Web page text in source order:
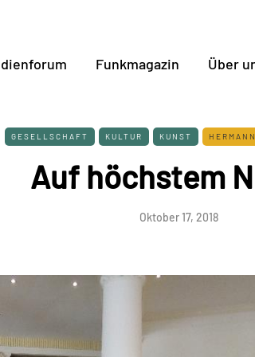
Funkmagazin Über
GESELLSCHAFT KULTUR KUNST
Auf höchstem
Oktober 17, 2018